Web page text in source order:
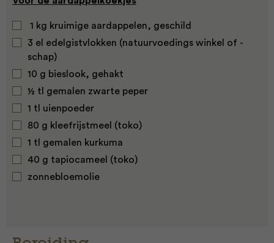
1 kg kruimige aardappelen, geschild
3 el edelgistvlokken (natuurvoedings winkel of -
schap)
10 g bieslook, gehakt
½ tl gemalen zwarte peper
1 tl uienpoeder
80 g kleefrijstmeel (toko)
1 tl gemalen kurkuma
40 g tapiocameel (toko)
zonnebloemolie